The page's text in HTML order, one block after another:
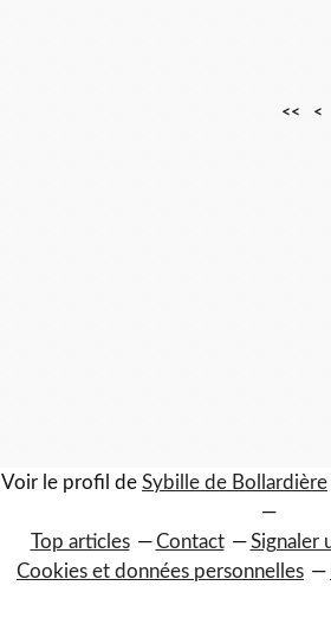
<< <
Voir le profil de Sybille de Bollardière
Top articles Contact Signaler
Cookies et données personnelles